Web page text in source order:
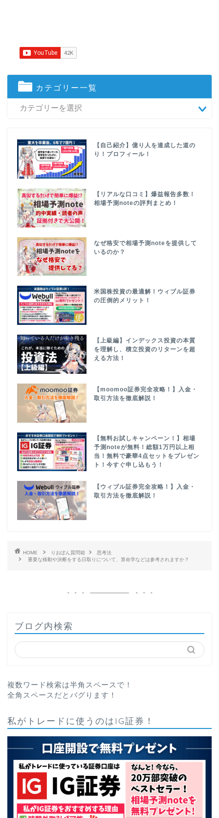
カテゴリー一覧
【自己紹介】億り人を達成した道の
り！プロフィール！
【リアルな口コミ】爆益報告多数！
相場予測noteの評判まとめ！
なぜ格安で相場予測noteを提供して
いるのか？
米国株投資の最適解！ウィブル証券
の圧倒的メリット！
【上級編】インデックス投資の本質
を理解し、積立投資のリターンを超
える方法！
【moomoo証券完全攻略！】入金・
取引方法を徹底解説！
【無料お試しキャンペーン！】相場
予測noteが無料！総額1万円以上相
当！無料で豪華4点セットをプレゼン
ト！今すぐ申し込もう！
【ウィブル証券完全攻略！】入金・
取引方法を徹底解説！
HOME りおぽん質問箱
思考法
重要な移動や決断をする日取りについて、算命学などは参考されますか？
ブログ内検索
複数ワード検索は半角スペースで！
全角スペースだとバグります！
私がトレードに使うのはIG証券！